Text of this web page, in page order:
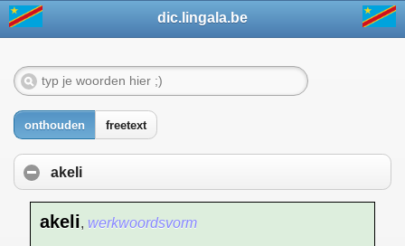
dic.lingala.be
onthouden freetext
akeli
akeli, werkwoordsvorm